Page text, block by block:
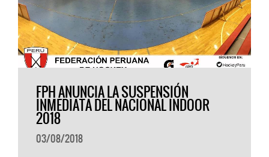
FPH ANUNCIA LA SUSPENSIÓN
INMEDIATA DEL NACIONAL INDOOR
2018
03/08/2018